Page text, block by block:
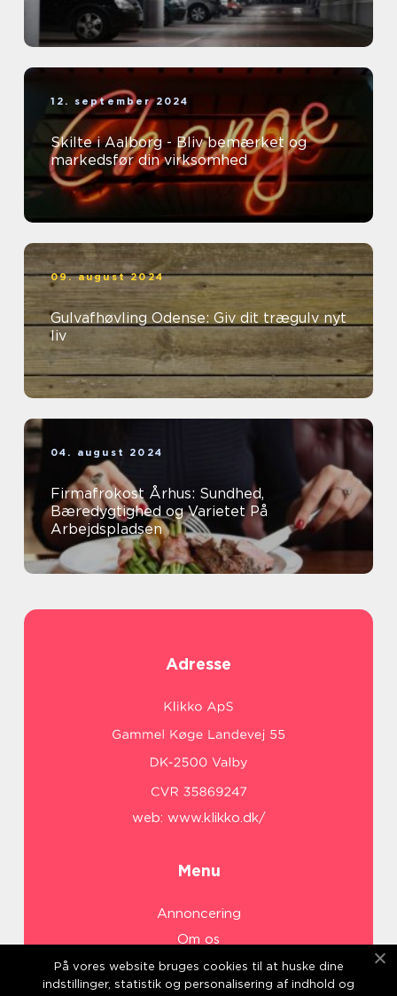
12. september 2024
Skilte i Aalborg - Bliv bemærket og
markedsfør din virksomhed
09. august 2024
Gulvafhøvling Odense: Giv dit trægulv nyt
liv
04. august 2024
Firmafrokost Århus: Sundhed,
Bæredygtighed og Varietet På
Arbejdspladsen
Adresse
web: www.klikko.dk/
Menu
Annoncering
Om os
Cookies
Kontakt os
På vores website bruges cookies til at huske dine
indstillinger, statistik og personalisering af indhold og